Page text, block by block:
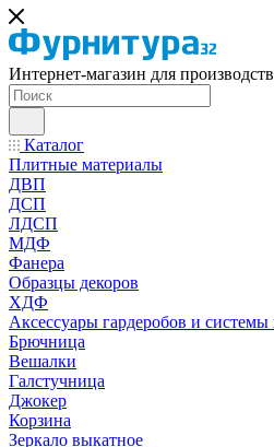
Интернет-магазин для
Каталог
Плитные материалы
ДВП
ДСП
ЛДСП
МДФ
Фанера
Образцы декоров
ХДФ
Аксессуары гардеробов и системы
Брючница
Вешалки
Галстучница
Джокер
Корзина
Зеркало выкатное